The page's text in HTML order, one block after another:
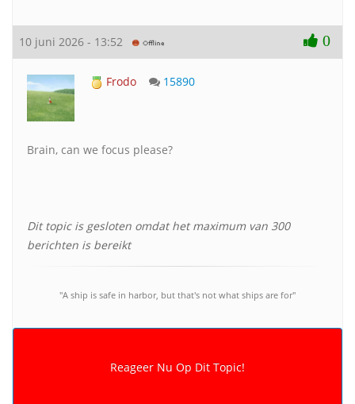
10 juni 2026 - 13:52 0
Frodo 15890
Brain, can we focus please?
Dit topic is gesloten omdat het maximum van 300
berichten is bereikt
"A ship is safe in harbor, but that's not what ships are for"